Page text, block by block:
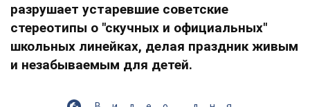
разрушает устаревшие советские
стереотипы о "скучных и официальных"
школьных линейках, делая праздник живым
и незабываемым для детей.